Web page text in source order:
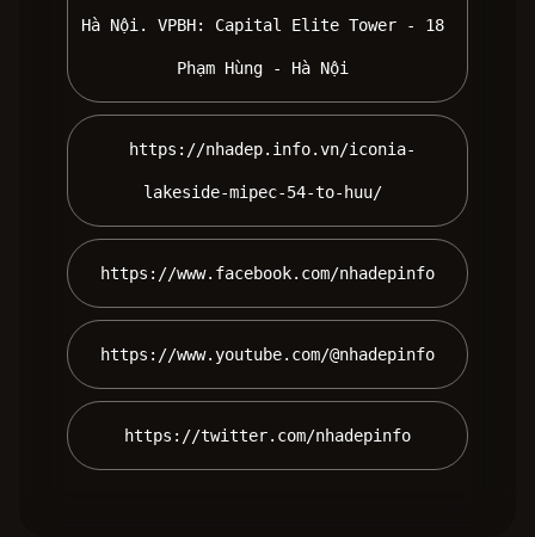
Hà Nội. VPBH: Capital Elite Tower - 18
Phạm Hùng - Hà Nội
lakeside-mipec-54-to-huu/
https://www.facebook.com/nhadepinfo
https://www.youtube.com/@nhadepinfo
https://twitter.com/nhadepinfo